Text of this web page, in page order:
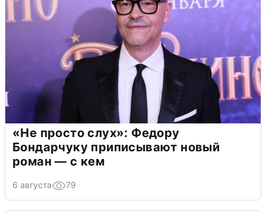
«Не просто слух»: Федору
Бондарчуку приписывают новый
роман — с кем
6 августа 79